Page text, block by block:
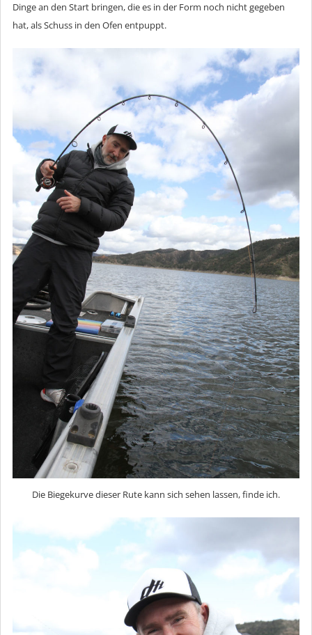
Dinge an den Start bringen, die es in der Form noch nicht gegeben
hat, als Schuss in den Ofen entpuppt.
Die Biegekurve dieser Rute kann sich sehen lassen, finde ich.